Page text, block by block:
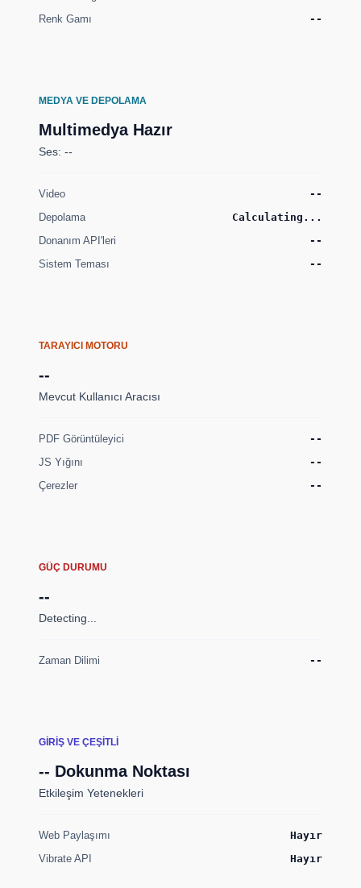
Renk Gamı
--
MEDYA VE DEPOLAMA
Multimedya Hazır
Ses: --
Video
--
Depolama
Calculating...
Donanım API'leri
--
Sistem Teması
--
TARAYICI MOTORU
--
Mevcut Kullanıcı Aracısı
PDF Görüntüleyici
--
JS Yığını
--
Çerezler
--
GÜÇ DURUMU
--
Detecting...
Zaman Dilimi --
GIRIŞ VE ÇEŞITLI
-- Dokunma Noktası
Etkileşim Yetenekleri
Web Paylaşımı
Hayır
Vibrate API
Hayır